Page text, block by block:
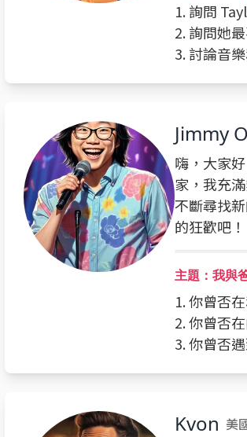
1. 詢問
2. 詢問她
3. 討論音
Jimmy
嗨，大家
家，我充
不斷尋找
的狂歡吧！
主題：我與
1. 你曾否
2. 你曾否
3. 你曾否
Kvon 美